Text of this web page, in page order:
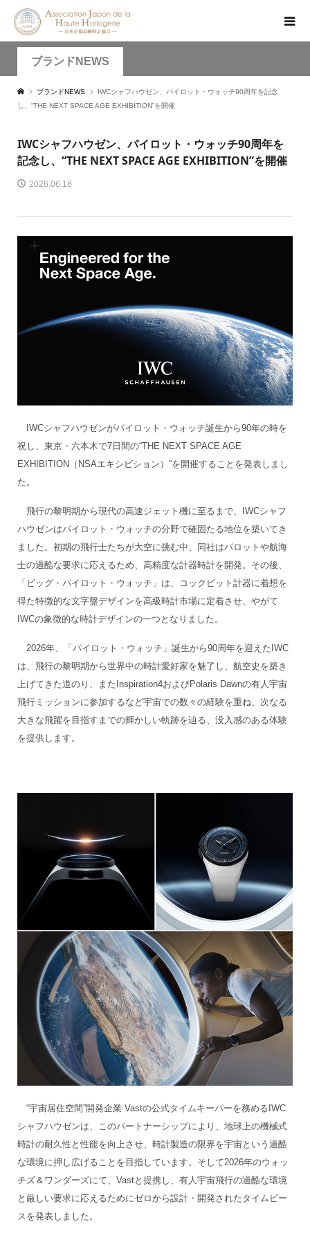
ブランドNEWS
ブランドNEWS
IWCシャフハウゼン、パイロット・ウォッチ90周年を記念
し、“THE NEXT SPACE AGE EXHIBITION”を開催
IWCシャフハウゼン、パイロット・ウォッチ90周年を
記念し、“THE NEXT SPACE AGE EXHIBITION”を開催
2026.06.18
IWCシャフハウゼンがパイロット・ウォッチ誕生から90年の時を
祝し、東京・六本木で7日間の“THE NEXT SPACE AGE
EXHIBITION（NSAエキシビション）”を開催することを発表しまし
た。
飛行の黎明期から現代の高速ジェット機に至るまで、IWCシャフ
ハウゼンはパイロット・ウォッチの分野で確固たる地位を築いてき
ました。初期の飛行士たちが大空に挑む中、同社はパロットや航海
士の過酷な要求に応えるため、高精度な計器時計を開発。その後、
「ビッグ・パイロット・ウォッチ」は、コックピット計器に着想を
得た特徴的な文字盤デザインを高級時計市場に定着させ、やがて
IWCの象徴的な時計デザインの一つとなりました。
2026年、「パイロット・ウォッチ」誕生から90周年を迎えたIWC
は、飛行の黎明期から世界中の時計愛好家を魅了し、航空史を築き
上げてきた道のり、またInspiration4およびPolaris Dawnの有人宇宙
飛行ミッションに参加するなど宇宙での数々の経験を重ね、次なる
大きな飛躍を目指すまでの輝かしい軌跡を辿る、没入感のある体験
を提供します。
“宇宙居住空間”開発企業 Vastの公式タイムキーパーを務めるIWC
シャフハウゼンは、このパートナーシップにより、地球上の機械式
時計の耐久性と性能を向上させ、時計製造の限界を宇宙という過酷
な環境に押し広げることを目指しています。そして2026年のウォッ
チズ＆ワンダーズにて、Vastと提携し、有人宇宙飛行の過酷な環境
と厳しい要求に応えるためにゼロから設計・開発されたタイムピー
スを発表しました。